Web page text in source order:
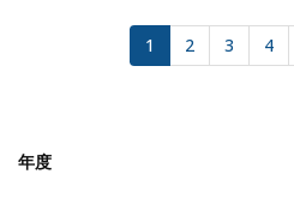
1 2 3 4
年度